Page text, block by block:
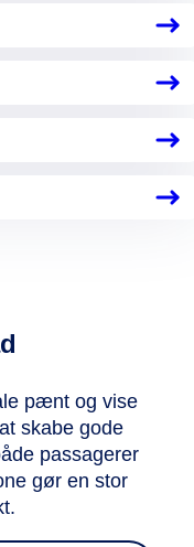
pænt og vise
skabe gode
passagerer
gør en stor